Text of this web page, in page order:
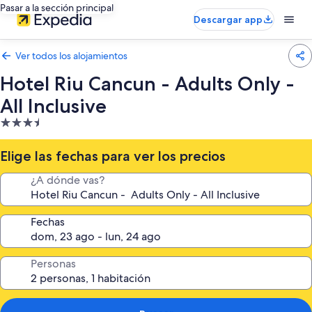
Pasar a la sección principal
Descargar app
Ver todos los alojamientos
Hotel Riu Cancun - Adults Only -
All Inclusive
Alojamiento
de
3.5 estrellas
Elige las fechas para ver los precios
¿A dónde vas?
Fechas
Personas